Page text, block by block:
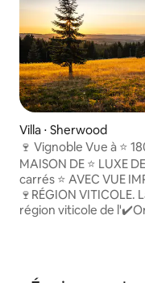
Villa ⋅ Sherwood
🍷 Vignoble Vue à ⭐️ 180° Salle de ⭐️
fitness et de jeux !
MAISON DE ⭐️ LUXE
carrés ⭐️ AVEC VUE
🍷RÉGION VITICOLE. La magnifique
région viticole de